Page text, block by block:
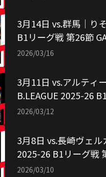
3月14日 vs.群馬｜り
B1リーグ戦 第26節
アルバルク東京）
2026/03/16
3月11日 vs.アルティ
B.LEAGUE 2025-26
（映像引用：アルバル
2026/03/12
3月8日 vs.長崎ヴェ
2025-26 B1リーグ戦
像引用：アルバルク東
2026/03/10